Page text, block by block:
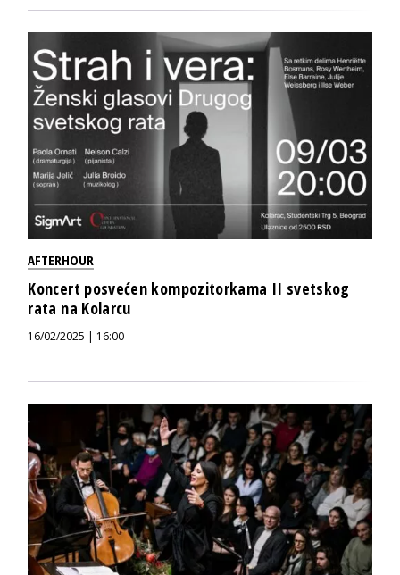
AFTERHOUR
Koncert posvećen kompozitorkama II svetskog
rata na Kolarcu
16/02/2025 | 16:00